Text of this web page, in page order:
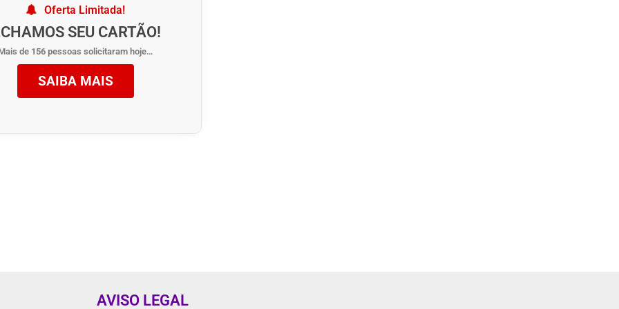
Oferta Limitada!
SEU CARTÃO!
de 156 pessoas solicitaram hoje…
SAIBA MAIS
AVISO LEGAL